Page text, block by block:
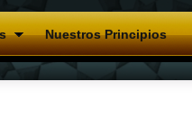
Nuestros Principios